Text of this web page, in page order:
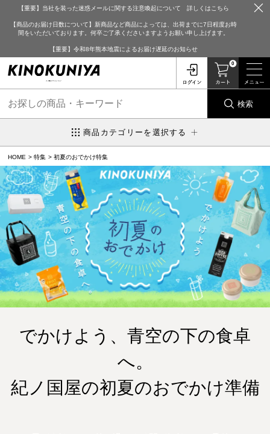
【重要】当社を装った迷惑メールに関する注意喚起について 詳しくはこちら
【商品のお届け日数について】新商品など商品によっては、出荷までに7日程度お時
間をいただいております。何卒ご了承くださいますようお願い申し上げます。
【重要】令和8年熊本地震によるお届け遅延のお知らせ
0
検索
商品カテゴリーを選択する
HOME 特集 初夏のおでかけ特集
でかけよう、青空の下の食卓
へ。
紀ノ国屋の初夏のおでかけ準備